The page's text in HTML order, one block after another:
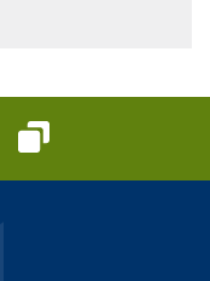
Copy link